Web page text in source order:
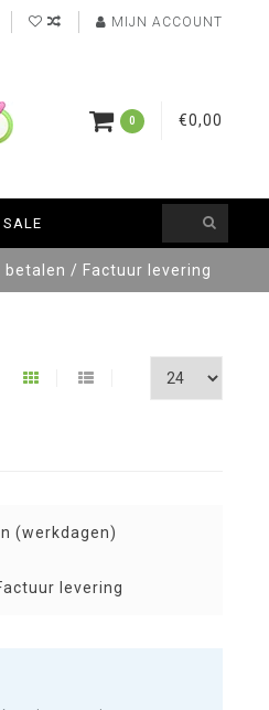
MIJN ACCOUNT
0 €0,00
SALE
/ Factuur levering
(werkdagen)
levering